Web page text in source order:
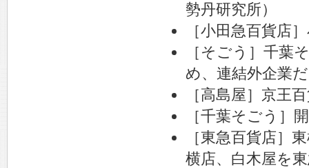
勢丹研究所）
［小田急百貨店
［そごう］千葉
め、連結外企業
［高島屋］京王
［千葉そごう］
［東急百貨店］
横店、白木屋を